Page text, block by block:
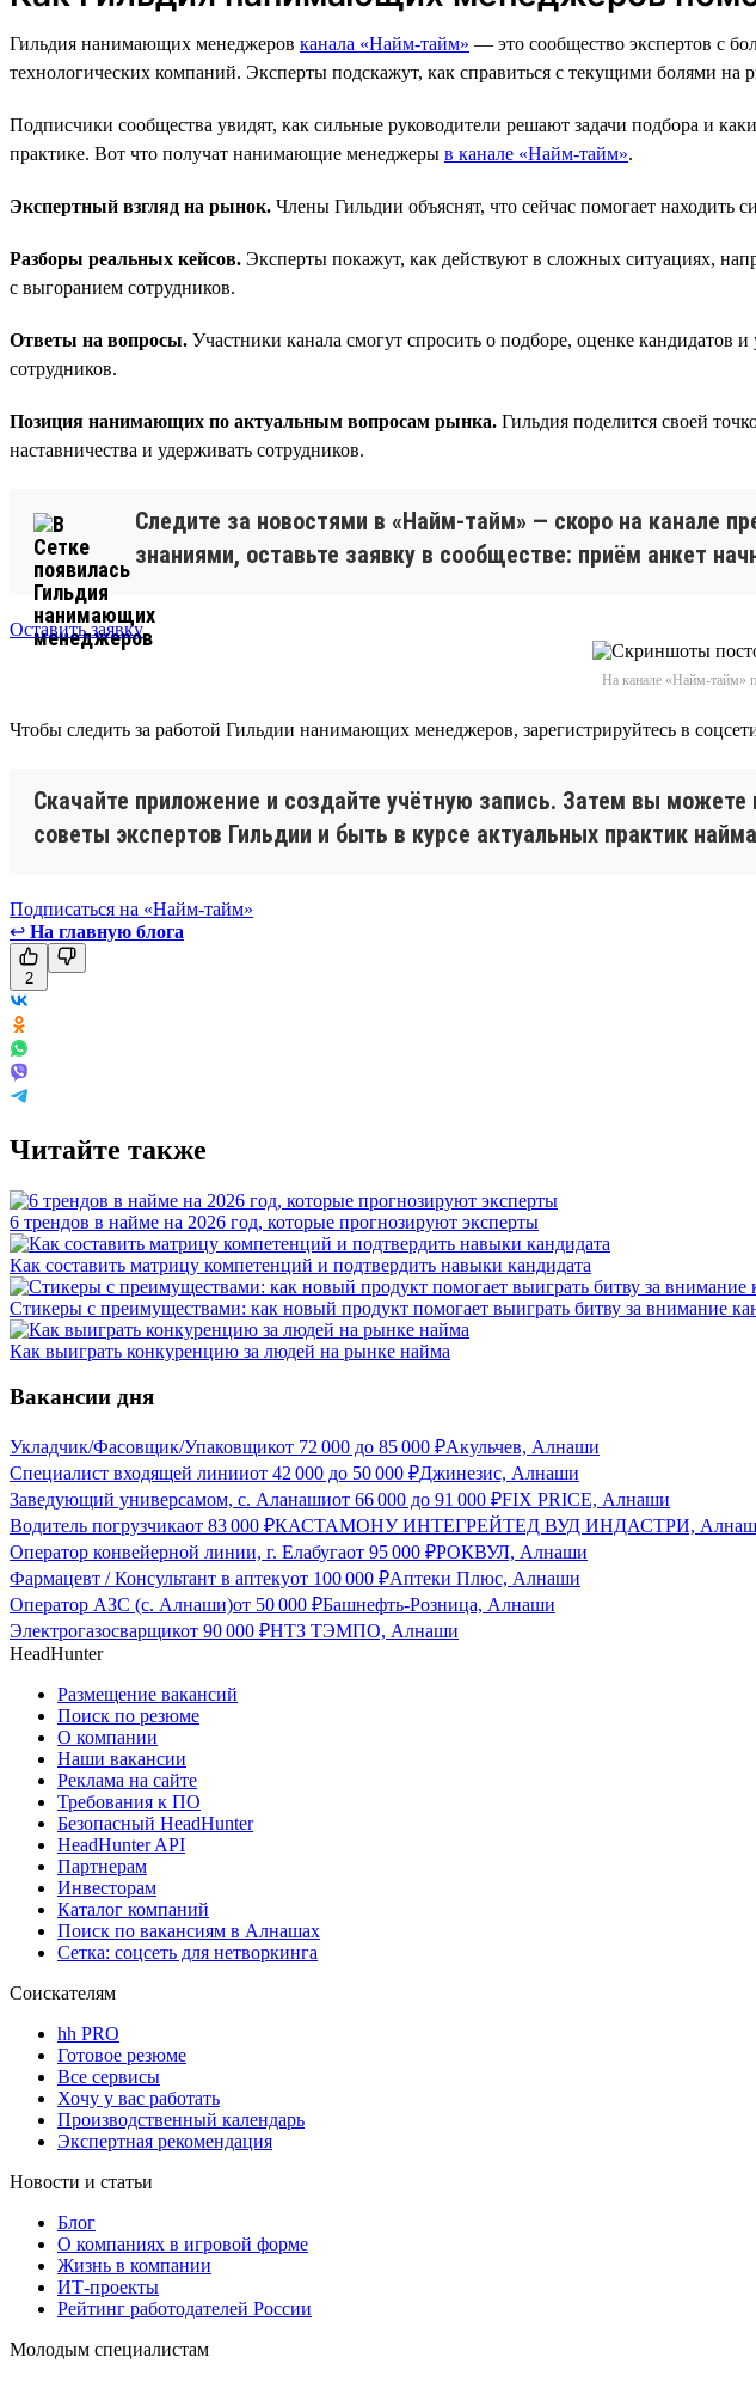
Гильдия нанимающих менеджеров канала «Найм-тайм» — это сообщество экспертов с
технологических компаний. Эксперты подскажут, как справиться с текущими болями
Подписчики сообщества увидят, как сильные руководители решают задачи подбора и
практике. Вот что получат нанимающие менеджеры в канале «Найм-тайм».
Экспертный взгляд на рынок. Члены Гильдии объяснят, что сейчас помогает находить
Разборы реальных кейсов. Эксперты покажут, как действуют в сложных ситуациях,
с выгоранием сотрудников.
Ответы на вопросы. Участники канала смогут спросить о подборе, оценке кандидатов
сотрудников.
Позиция нанимающих по актуальным вопросам рынка. Гильдия поделится своей
наставничества и удерживать сотрудников.
Следите за новостями в «Найм-тайм» — скоро на канале
знаниями, оставьте заявку в сообществе: приём анкет
Оставить заявку
На канале «Найм-тайм»
Чтобы следить за работой Гильдии нанимающих менеджеров, зарегистрируйтесь в
Скачайте приложение и создайте учётную запись. Затем вы
советы экспертов Гильдии и быть в курсе актуальных практик найма
Подписаться на «Найм-тайм»
↩ На главную блога
2
Читайте также
6 трендов в найме на 2026 год, которые прогнозируют эксперты
Как составить матрицу компетенций и подтвердить навыки кандидата
Стикеры с преимуществами: как новый продукт помогает выиграть битву за внимание
Как выиграть конкуренцию за людей на рынке найма
Вакансии дня
Укладчик/Фасовщик/Упаковщикот 72 000 до 85 000 ₽Акульчев, Алнаши
Специалист входящей линииот 42 000 до 50 000 ₽Джинезис, Алнаши
Заведующий универсамом, с. Аланашиот 66 000 до 91 000 ₽FIX PRICE, Алнаши
Водитель погрузчикаот 83 000 ₽КАСТАМОНУ ИНТЕГРЕЙТЕД ВУД ИНДАСТРИ,
Оператор конвейерной линии, г. Елабугаот 95 000 ₽РОКВУЛ, Алнаши
Фармацевт / Консультант в аптекуот 100 000 ₽Аптеки Плюс, Алнаши
Оператор АЗС (с. Алнаши)от 50 000 ₽Башнефть-Розница, Алнаши
Электрогазосварщикот 90 000 ₽НТЗ ТЭМПО, Алнаши
HeadHunter
Размещение вакансий
Поиск по резюме
О компании
Наши вакансии
Реклама на сайте
Требования к ПО
Безопасный HeadHunter
HeadHunter API
Партнерам
Инвесторам
Каталог компаний
Поиск по вакансиям в Алнашах
Сетка: соцсеть для нетворкинга
Соискателям
hh PRO
Готовое резюме
Все сервисы
Хочу у вас работать
Производственный календарь
Экспертная рекомендация
Новости и статьи
Блог
О компаниях в игровой форме
Жизнь в компании
ИТ-проекты
Рейтинг работодателей России
Молодым специалистам